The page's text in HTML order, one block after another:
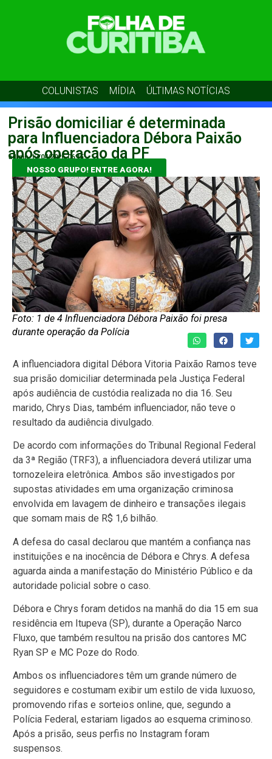
COLUNISTAS MÍDIA ÚLTIMAS NOTÍCIAS
Prisão domiciliar é determinada
para Influenciadora Débora Paixão
após operação da PF
admin 17/04/2026 06:15
NOSSO GRUPO! ENTRE AGORA!
Foto: 1 de 4 Influenciadora Débora Paixão foi presa
durante operação da Polícia
A influenciadora digital Débora Vitoria Paixão Ramos teve
sua prisão domiciliar determinada pela Justiça Federal
após audiência de custódia realizada no dia 16. Seu
marido, Chrys Dias, também influenciador, não teve o
resultado da audiência divulgado.
De acordo com informações do Tribunal Regional Federal
da 3ª Região (TRF3), a influenciadora deverá utilizar uma
tornozeleira eletrônica. Ambos são investigados por
supostas atividades em uma organização criminosa
envolvida em lavagem de dinheiro e transações ilegais
que somam mais de R$ 1,6 bilhão.
A defesa do casal declarou que mantém a confiança nas
instituições e na inocência de Débora e Chrys. A defesa
aguarda ainda a manifestação do Ministério Público e da
autoridade policial sobre o caso.
Débora e Chrys foram detidos na manhã do dia 15 em sua
residência em Itupeva (SP), durante a Operação Narco
Fluxo, que também resultou na prisão dos cantores MC
Ryan SP e MC Poze do Rodo.
Ambos os influenciadores têm um grande número de
seguidores e costumam exibir um estilo de vida luxuoso,
promovendo rifas e sorteios online, que, segundo a
Polícia Federal, estariam ligados ao esquema criminoso.
Após a prisão, seus perfis no Instagram foram
suspensos.